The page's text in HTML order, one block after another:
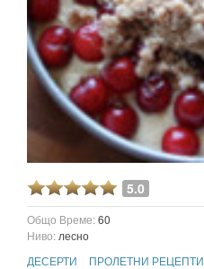
5.0
Общо Време:60
Ниво: лесно
ДЕСЕРТИ
ПРОЛЕТНИ РЕЦЕПТИ